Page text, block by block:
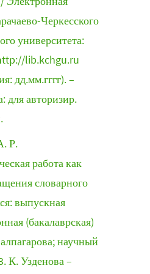
Черкесского
университета:
lib.kchgu.ru
дд.мм.гггг). –
для авторизир.
Р.
работа как
словарного
выпускная
(бакалаврская)
научный
К. Узденова –